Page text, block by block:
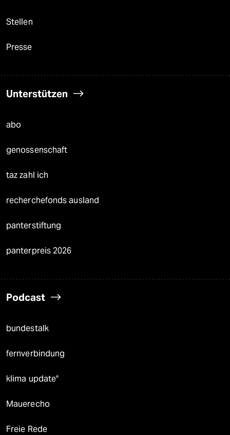
Stellen
Presse
Unterstützen
abo
genossenschaft
taz zahl ich
recherchefonds ausland
panterstiftung
panterpreis 2026
Podcast
bundestalk
fernverbindung
klima update°
Mauerecho
Freie Rede